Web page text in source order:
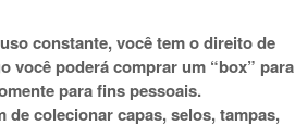
constante, você tem o direito de
você poderá comprar um “box” para
para fins pessoais.
de colecionar capas, selos, tampas,